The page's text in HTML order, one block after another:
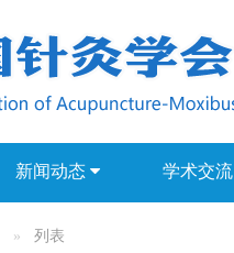
新闻动态 学术交
列表